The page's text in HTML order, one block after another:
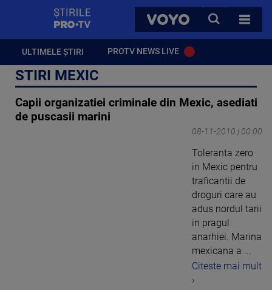
VOYO
CAUTA
TOATE
ULTIMELE ȘTIRI PROTV NEWS LIVE
STIRI MEXIC
Capii organizatiei criminale din Mexic, asediati
de puscasii marini
08-11-2010 | 00:00
Toleranta zero
in Mexic pentru
traficantii de
droguri care au
adus nordul tarii
in pragul
anarhiei. Marina
mexicana a ...
Citeste mai mult
›